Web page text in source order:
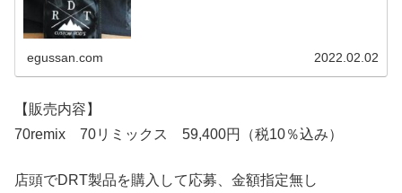
egussan.com 2022.02.02
【販売内容】
70remix 70リミックス 59,400円（税10％込み）
店頭でDRT製品を購入して応募、金額指定無し